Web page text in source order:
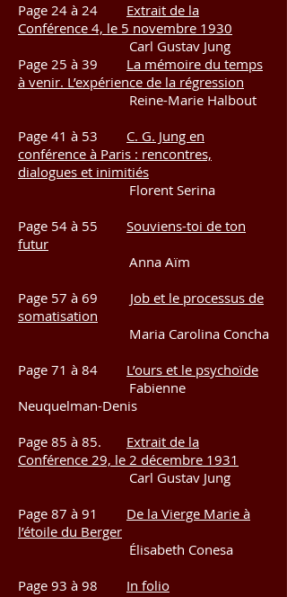
Page 24 à 24 Extrait de la
Conférence 4, le 5 novembre 1930
Carl Gustav Jung
Page 25 à 39 La mémoire du temps
à venir. L’expérience de la régression
Reine-Marie Halbout
Page 41 à 53 C. G. Jung en
conférence à Paris : rencontres,
dialogues et inimitiés
Florent Serina
Page 54 à 55 Souviens-toi de ton
futur
Anna Aïm
Page 57 à 69 Job et le processus de
somatisation
Maria Carolina Concha
Page 71 à 84 L’ours et le psychoïde
Fabienne
Neuquelman-Denis
Page 85 à 85. Extrait de la
Conférence 29, le 2 décembre 1931
Carl Gustav Jung
Page 87 à 91 De la Vierge Marie à
l’étoile du Berger
Élisabeth Conesa
Page 93 à 98 In folio